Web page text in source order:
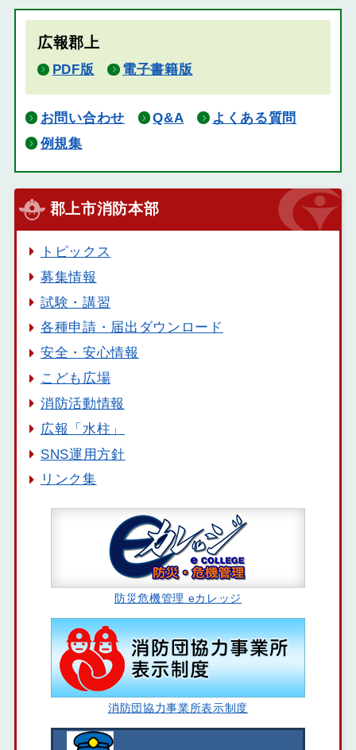
広報郡上
PDF版 電子書籍版
お問い合わせ Q&A
よくある質問
例規集
郡上市消防本部
トピックス
募集情報
試験・講習
各種申請・届出ダウンロード
安全・安心情報
こども広場
消防活動情報
広報「水柱」
SNS運用方針
リンク集
防災危機管理 eカレッジ
消防団協力事業所表示制度